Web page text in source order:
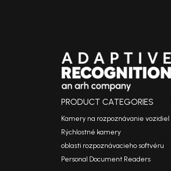
PRODUCT CATEGORIES
Kamery na rozpoznávanie vozidiel
Rýchlostné kamery
oblasti rozpoznávacieho softvéru
Personal Document Readers